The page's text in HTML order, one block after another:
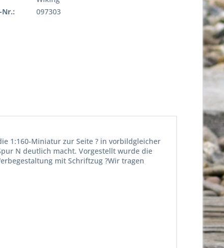
097303
1:160-Miniatur zur Seite ? in vorbildgleicher
N deutlich macht. Vorgestellt wurde die
mit Schriftzug ?Wir tragen